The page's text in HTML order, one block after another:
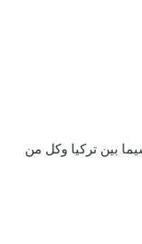
بين تركيا وكل من